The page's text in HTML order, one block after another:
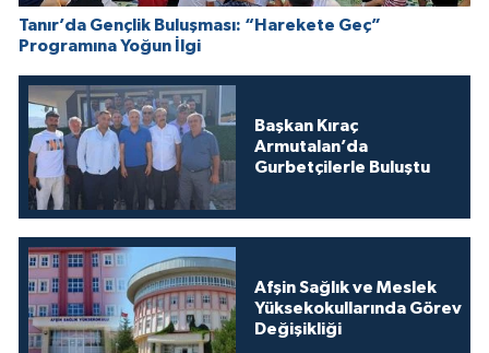
Tanır’da Gençlik Buluşması: “Harekete Geç”
Programına Yoğun İlgi
Başkan Kıraç
Armutalan’da
Gurbetçilerle Buluştu
Afşin Sağlık ve Meslek
Yüksekokullarında Görev
Değişikliği